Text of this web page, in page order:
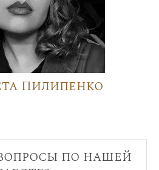
Пилипенко
по нашей